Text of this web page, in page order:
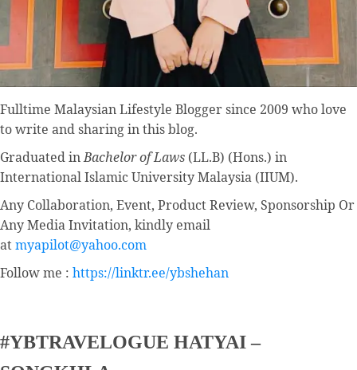
Fulltime Malaysian Lifestyle Bloggersince 2009 who love
to write and sharing in this blog.
Graduated inBachelor of Laws (LL.B) (Hons.) in
International Islamic University Malaysia (IIUM).
Any Collaboration, Event, Product Review, Sponsorship Or
Any Media Invitation, kindly email
atmyapilot@yahoo.com
Follow me : https://linktr.ee/ybshehan
#YBTRAVELOGUE HATYAI –